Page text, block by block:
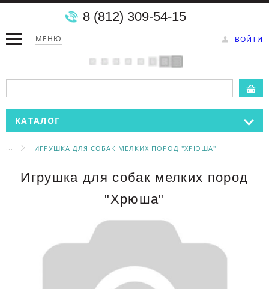
МЕНЮ ВОЙТИ
8 (812) 309-54-15
КАТАЛОГ
... ИГРУШКА ДЛЯ СОБАК МЕЛКИХ ПОРОД "ХРЮША"
Игрушка для собак мелких пород
"Хрюша"